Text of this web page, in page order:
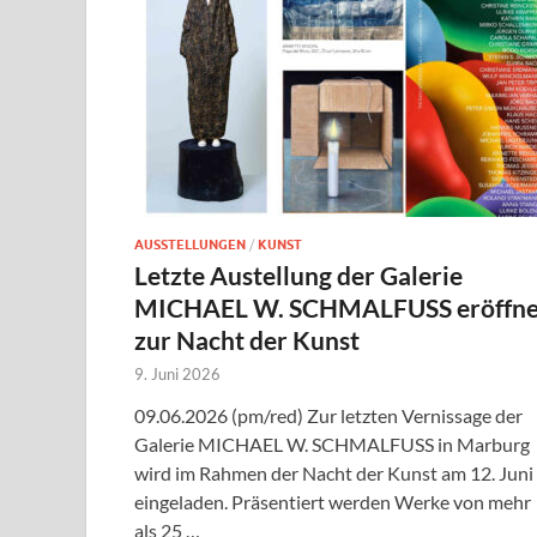
AUSSTELLUNGEN / KUNST
Letzte Austellung der Galerie
MICHAEL W. SCHMALFUSS
zur Nacht der Kunst
9. Juni 2026
09.06.2026 (pm/red) Zur letzten Vernissage der
Galerie MICHAEL W. SCHMALFUSS in Marburg
wird im Rahmen der Nacht der Kunst am 12. Juni
eingeladen. Präsentiert werden Werke von mehr
als 25 …